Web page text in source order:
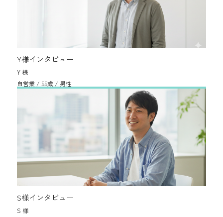
Y様インタビュー
Y 様
自営業 / 55歳 / 男性
S様インタビュー
S 様